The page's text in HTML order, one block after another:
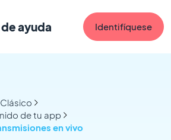
ayuda Identifíquese
Clásico
de tu app
en vivo